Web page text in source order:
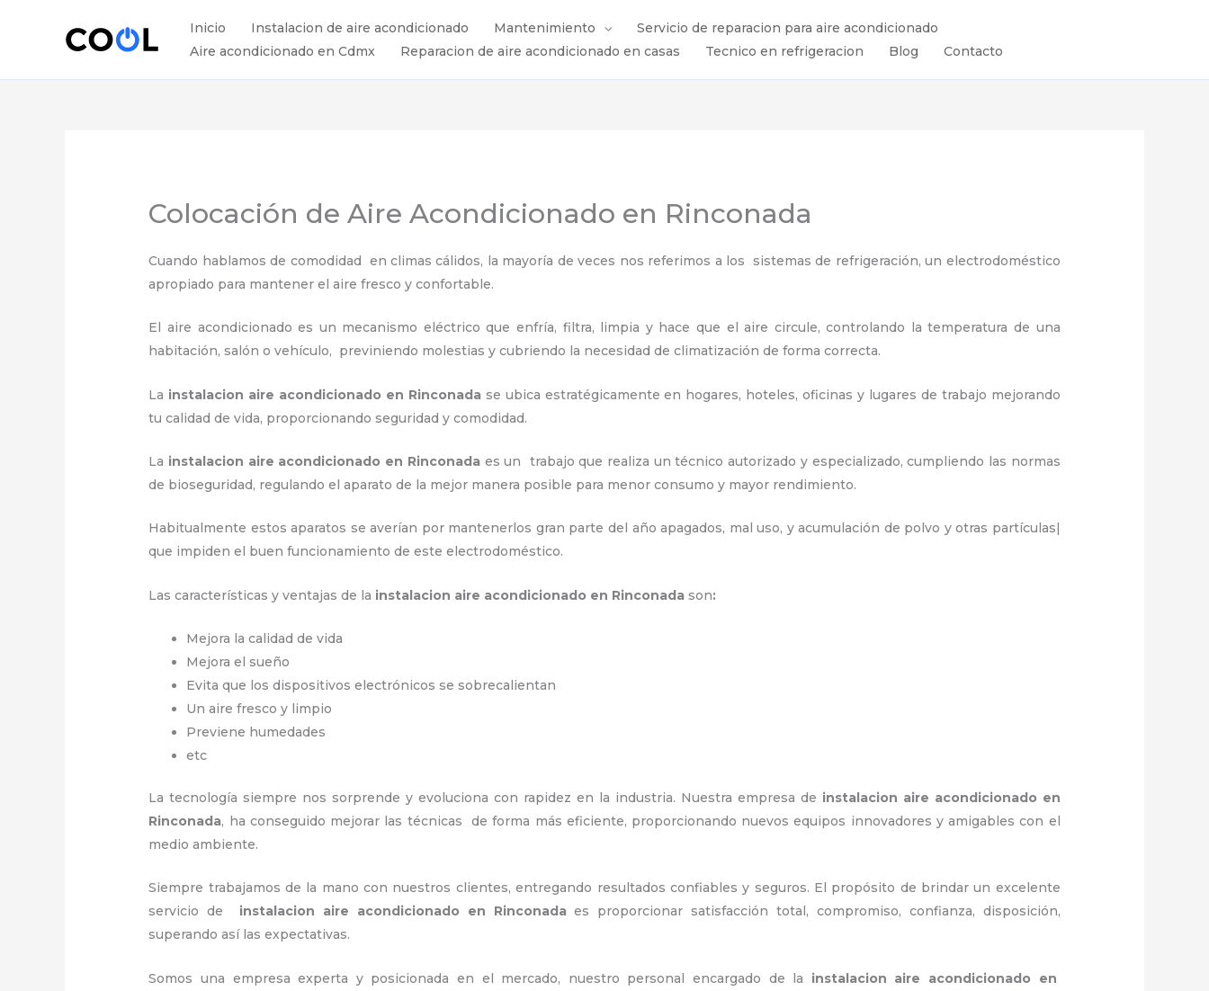
Inicio Instalacion de aire acondicionado Mantenimiento
Servicio de reparacion para aire acondicionado
Aire acondicionado en Cdmx
Reparacion de aire acondicionado en casas Tecnico en refrigeracion Blog Contacto
Colocación de Aire Acondicionado en Rinconada
Cuando hablamos de comodidad en climas cálidos, la mayoría de veces nos referimos a los sistemas de refrigeración, un electrodoméstico
apropiado para mantener el aire fresco y confortable.
El aire acondicionado es un mecanismo eléctrico que enfría, filtra, limpia y hace que el aire circule, controlando la temperatura de una
habitación, salón o vehículo, previniendo molestias y cubriendo la necesidad de climatización de forma correcta.
La instalacion aire acondicionado en Rinconada se ubica estratégicamente en hogares, hoteles, oficinas y lugares de trabajo mejorando
tu calidad de vida, proporcionando seguridad y comodidad.
La instalacion aire acondicionado en Rinconada es un
trabajo que realiza un técnico autorizado y especializado, cumpliendo las normas
de bioseguridad, regulando el aparato de la mejor manera posible para menor consumo y mayor rendimiento.
Habitualmente estos aparatos se averían por mantenerlos gran parte del año apagados, mal uso, y acumulación de polvo y otras partículas|
que impiden el buen funcionamiento de este electrodoméstico.
Las características y ventajas de la instalacion aire acondicionado en Rinconadason:
Mejora la calidad de vida
Mejora el sueño
Evita que los dispositivos electrónicos se sobrecalientan
Un aire fresco y limpio
Previene humedades
etc
La tecnología siempre nos sorprende y evoluciona con rapidez en la industria. Nuestra empresa de instalacion aire acondicionado en
Rinconada, ha conseguido mejorar las técnicas de forma más eficiente, proporcionando nuevos equipos innovadores y amigables con el
medio ambiente.
Siempre trabajamos de la mano con nuestros clientes, entregando resultados confiables y seguros. El propósito de brindar un excelente
servicio de instalacion aire acondicionado en Rinconada es proporcionar satisfacción total, compromiso, confianza, disposición,
superando así las expectativas.
Somos una empresa experta y posicionada en el mercado, nuestro personal encargado de la instalacion aire acondicionado en